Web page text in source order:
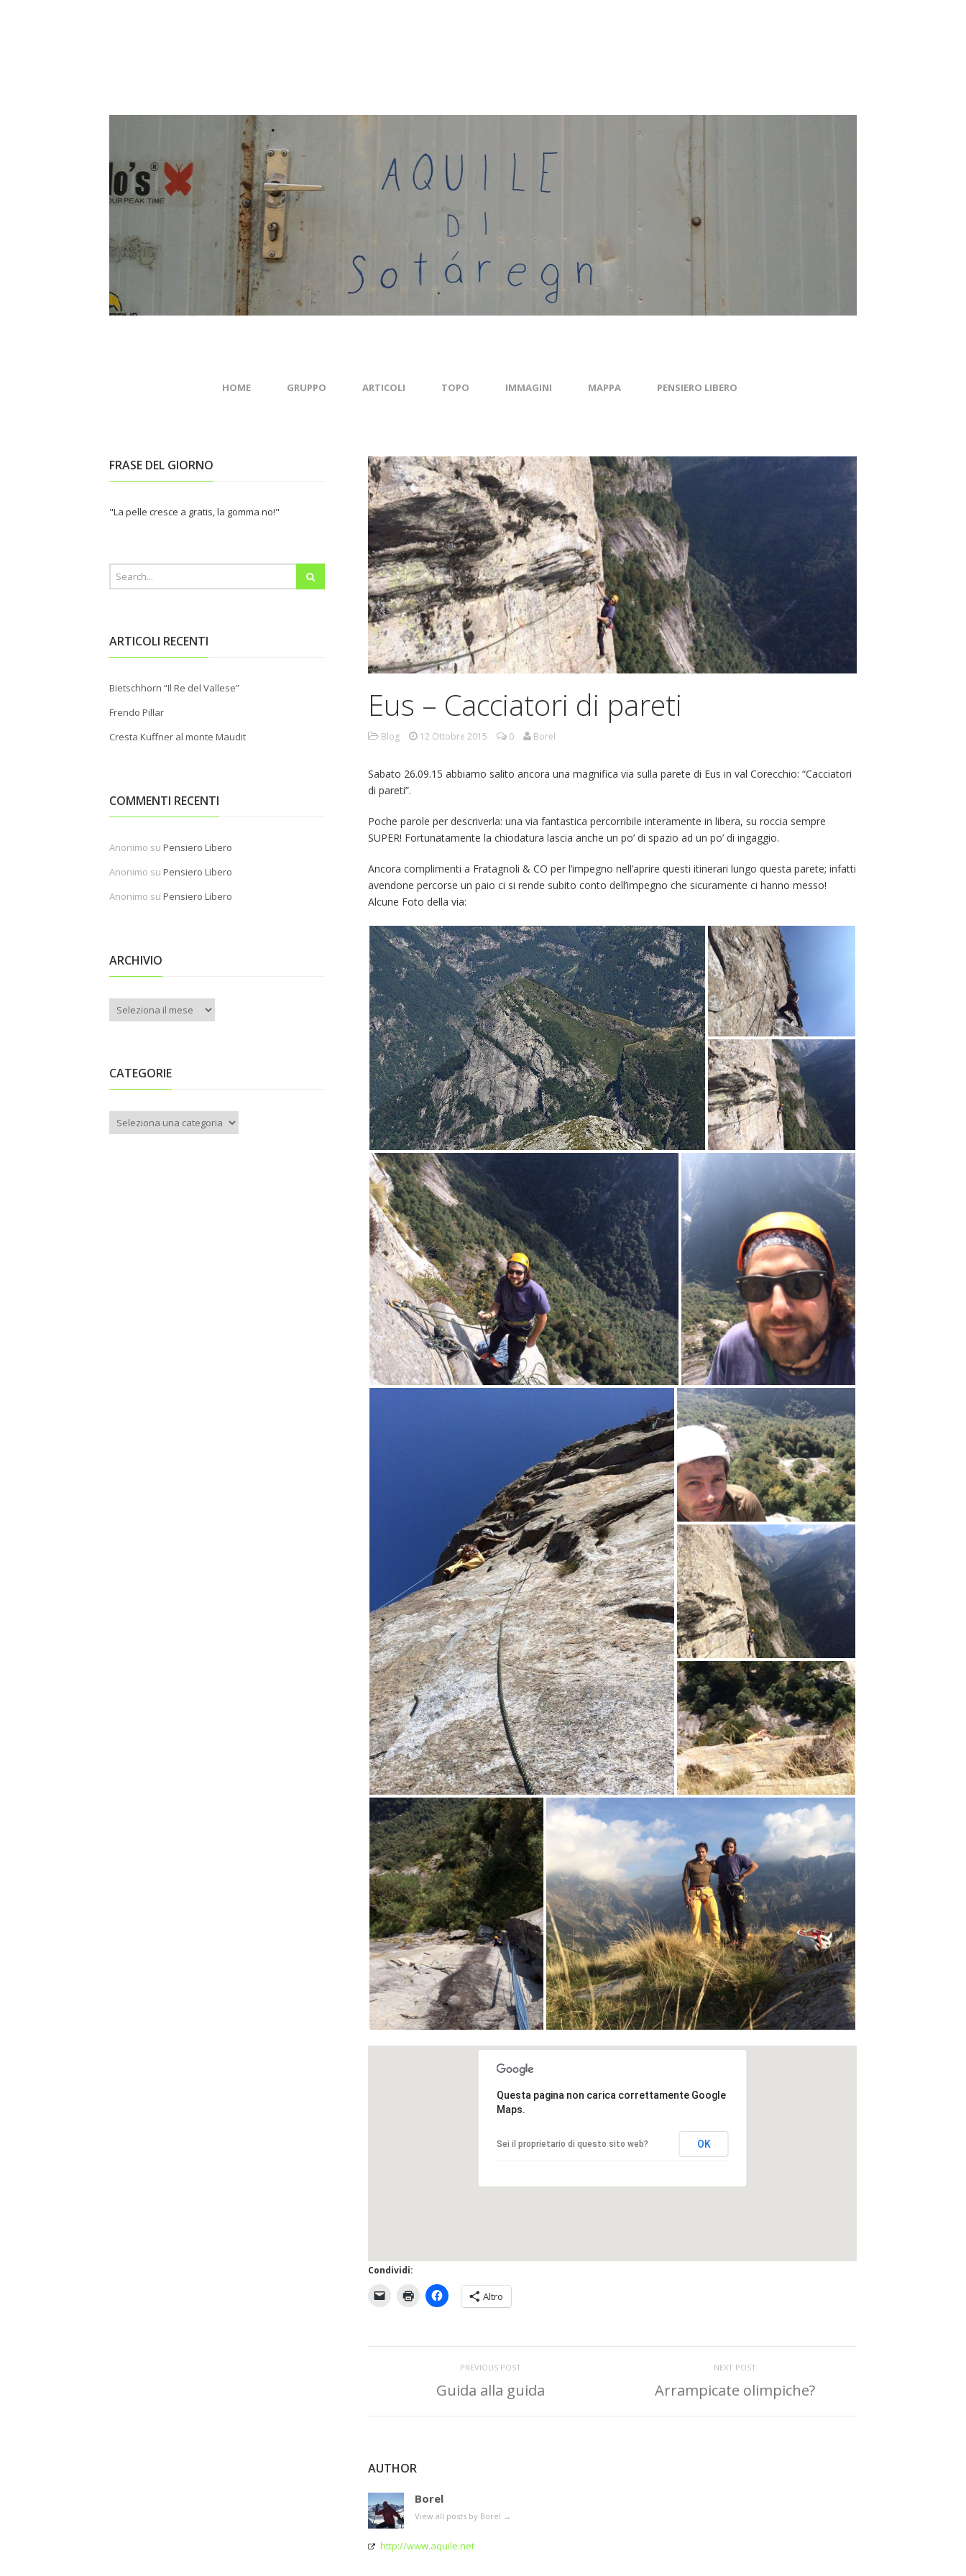
HOME GRUPPO ARTICOLI TOPO IMMAGINI MAPPA PENSIERO LIBERO
Eus – Cacciatori di pareti
Blog 12 Ottobre 2015 0 Borel
Sabato 26.09.15 abbiamo salito ancora una magnifica via sulla parete di Eus in val Corecchio: “Cacciatori
di pareti”.
Poche parole per descriverla: una via fantastica percorribile interamente in libera, su roccia sempre
SUPER! Fortunatamente la chiodatura lascia anche un po’ di spazio ad un po’ di ingaggio.
Ancora complimenti a Fratagnoli & CO per l’impegno nell’aprire questi itinerari lungo questa parete; infatti
avendone percorse un paio ci si rende subito conto dell’impegno che sicuramente ci hanno messo!
Alcune Foto della via:
Questa pagina non carica correttamente Google
Maps.
Sei il proprietario di questo sito web? OK
Condividi:
Altro
PREVIOUS POST
Guida alla guida
NEXT POST
Arrampicate olimpiche?
AUTHOR
Borel
View all posts by Borel →
http://www.aquile.net
FRASE DEL GIORNO
"La pelle cresce a gratis, la gomma no!"
ARTICOLI RECENTI
Bietschhorn “Il Re del Vallese”
Frendo Pillar
Cresta Kuffner al monte Maudit
COMMENTI RECENTI
Anonimo su Pensiero Libero
Anonimo su Pensiero Libero
Anonimo su Pensiero Libero
ARCHIVIO
Archivio
CATEGORIE
Categorie